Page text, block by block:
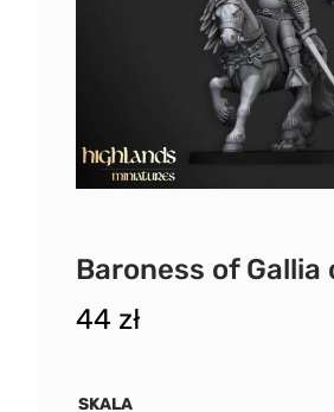
Baroness of Gallia
44 zł
SKALA